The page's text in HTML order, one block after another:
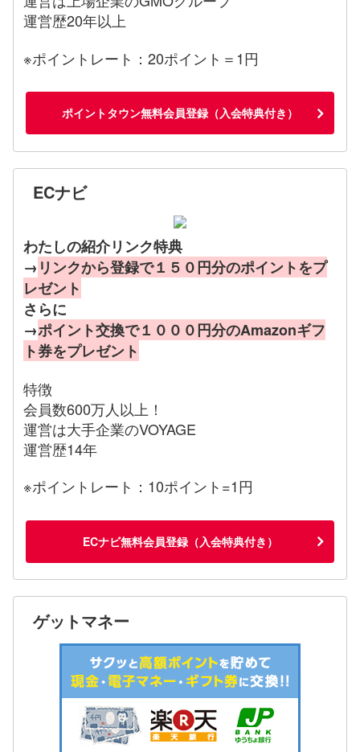
運営歴20年以上
※ポイントレート：20ポイント＝1円
ポイントタウン無料会員登録（入会特典付き）
ECナビ
わたしの紹介リンク特典
→ リンクから登録で１５０円分のポイントをプ
レゼント
さらに
→ポイント交換で１０００円分のAmazonギフ
ト券をプレゼント
特徴
会員数600万人以上！
運営は大手企業のVOYAGE
運営歴14年
※ポイントレート：10ポイント=1円
ECナビ無料会員登録（入会特典付き）
ゲットマネー